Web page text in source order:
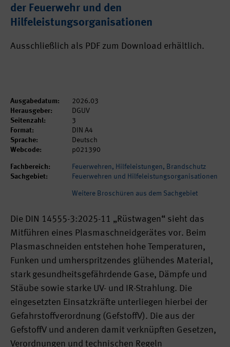
der Feuerwehr und den
Hilfeleistungsorganisationen
Ausschließlich als PDF zum Download erhältlich.
Ausgabedatum:
2026.03
Herausgeber:
DGUV
Seitenzahl:
3
Format:
DIN A4
Sprache:
Deutsch
Webcode:
p021390
Fachbereich:
Feuerwehren, Hilfeleistungen, Brandschutz
Sachgebiet:
Feuerwehren und Hilfeleistungsorganisationen
Weitere Broschüren aus dem Sachgebiet
Die DIN 14555-3:2025-11 „Rüstwagen“ sieht das
Mitführen eines Plasmaschneidgerätes vor. Beim
Plasmaschneiden entstehen hohe Temperaturen,
Funken und umherspritzendes glühendes Material,
stark gesundheitsgefährdende Gase, Dämpfe und
Stäube sowie starke UV- und IR-Strahlung. Die
eingesetzten Einsatzkräfte unterliegen hierbei der
Gefahrstoffverordnung (GefstoffV). Die aus der
GefstoffV und anderen damit verknüpften Gesetzen,
Verordnungen und technischen Regeln